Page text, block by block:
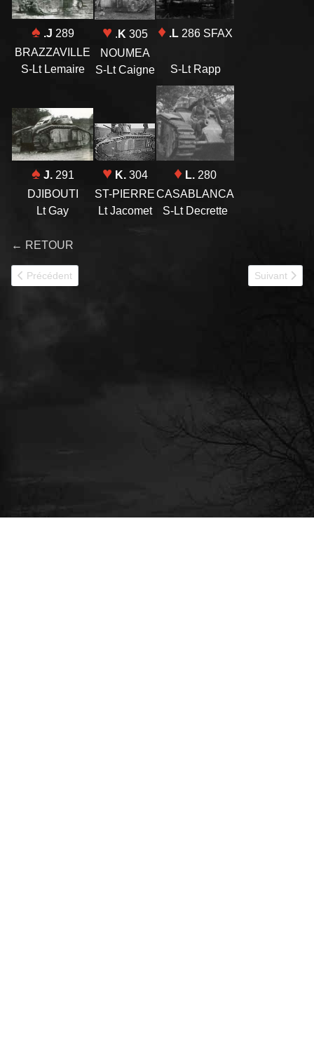
♠ .J 289
BRAZZAVILLE
S-Lt Lemaire
♥ . K 305
NOUMEA
S-Lt Caigne
♦ .L 286 SFAX
S-Lt Rapp
♠ J.291
DJIBOUTI
Lt Gay
♥ K.304
ST-PIERRE
Lt Jacomet
♦ L. 280
CASABLANCA
S-Lt Decrette
← RETOUR
Article précédent : 28e BCCr
Précédent Article
Suivant